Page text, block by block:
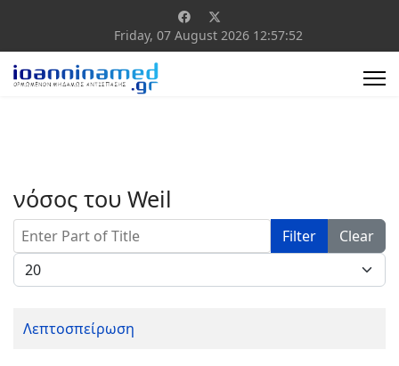
Friday, 07 August 2026 12:57:52
νόσος του Weil
Enter Part of Title Filter
Clear
Display #
Λεπτοσπείρωση